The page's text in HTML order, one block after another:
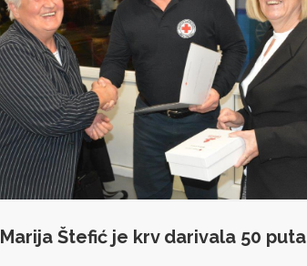
Marija Štefić je krv darivala 50 puta